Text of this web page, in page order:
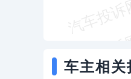
车主相关